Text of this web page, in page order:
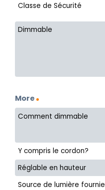
Classe de Sécurité
Dimmable
More
Comment dimmable
Y compris le cordon?
Réglable en hauteur
Source de lumière fournie